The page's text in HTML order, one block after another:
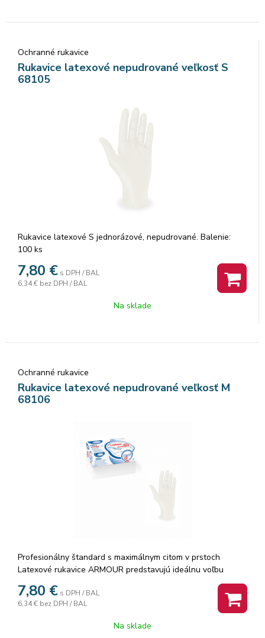
Ochranné rukavice
Rukavice latexové nepudrované veľkosť S
68105
Rukavice latexové S jednorázové, nepudrované. Balenie:
100 ks
7,80 € s DPH / BAL
6,34 € bez DPH / BAL
Na sklade
Ochranné rukavice
Rukavice latexové nepudrované veľkosť M
68106
Profesionálny štandard s maximálnym citom v prstoch
Latexové rukavice ARMOUR predstavujú ideálnu voľbu
presnosť. Prírodný latex je materiálom s najvyššou mierou
elasticity na trhu – rukavice sa dokonale prispôsobia
ARMOUR je navrhnutý tak, aby poskytoval bezpečnú
7,80 € s DPH / BAL
6,34 € bez DPH / BAL
Na sklade